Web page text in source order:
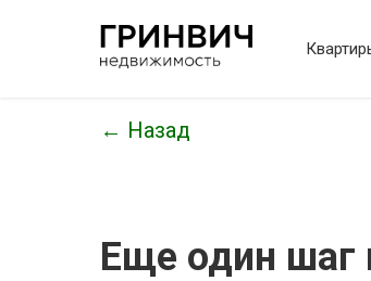
← Назад
Еще один шаг